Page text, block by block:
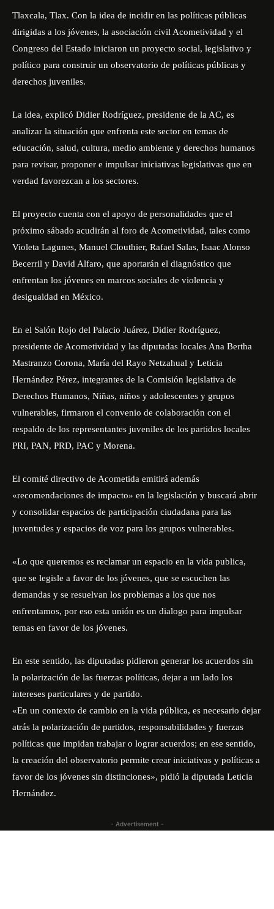
Tlaxcala, Tlax. Con la idea de incidir en las políticas públicas
dirigidas a los jóvenes, la asociación civil Acometividad y el
Congreso del Estado iniciaron un proyecto social, legislativo y
político para construir un observatorio de políticas públicas y
derechos juveniles.
La idea, explicó Didier Rodríguez, presidente de la AC, es
analizar la situación que enfrenta este sector en temas de
educación, salud, cultura, medio ambiente y derechos humanos
para revisar, proponer e impulsar iniciativas legislativas que en
verdad favorezcan a los sectores.
El proyecto cuenta con el apoyo de personalidades que el
próximo sábado acudirán al foro de Acometividad, tales como
Violeta Lagunes, Manuel Clouthier, Rafael Salas, Isaac Alonso
Becerril y David Alfaro, que aportarán el diagnóstico que
enfrentan los jóvenes en marcos sociales de violencia y
desigualdad en México.
En el Salón Rojo del Palacio Juárez, Didier Rodríguez,
presidente de Acometividad y las diputadas locales Ana Bertha
Mastranzo Corona, María del Rayo Netzahual y Leticia
Hernández Pérez, integrantes de la Comisión legislativa de
Derechos Humanos, Niñas, niños y adolescentes y grupos
vulnerables, firmaron el convenio de colaboración con el
respaldo de los representantes juveniles de los partidos locales
PRI, PAN, PRD, PAC y Morena.
El comité directivo de Acometida emitirá además
«recomendaciones de impacto» en la legislación y buscará abrir
y consolidar espacios de participación ciudadana para las
juventudes y espacios de voz para los grupos vulnerables.
«Lo que queremos es reclamar un espacio en la vida publica,
que se legisle a favor de los jóvenes, que se escuchen las
demandas y se resuelvan los problemas a los que nos
enfrentamos, por eso esta unión es un dialogo para impulsar
temas en favor de los jóvenes.
En este sentido, las diputadas pidieron generar los acuerdos sin
la polarización de las fuerzas políticas, dejar a un lado los
intereses particulares y de partido.
«En un contexto de cambio en la vida pública, es necesario dejar
atrás la polarización de partidos, responsabilidades y fuerzas
políticas que impidan trabajar o lograr acuerdos; en ese sentido,
la creación del observatorio permite crear iniciativas y políticas a
favor de los jóvenes sin distinciones», pidió la diputada Leticia
Hernández.
- Advertisement -